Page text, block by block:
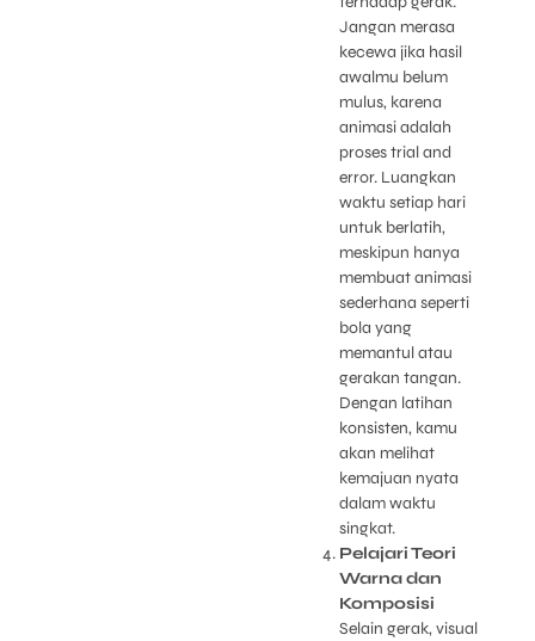
Jangan merasa
kecewa jika hasil
awalmu belum
mulus, karena
animasi adalah
proses trial and
error. Luangkan
waktu setiap hari
untuk berlatih,
meskipun hanya
membuat animasi
sederhana seperti
bola yang
memantul atau
gerakan tangan.
Dengan latihan
konsisten, kamu
akan melihat
kemajuan nyata
dalam waktu
singkat.
Pelajari Teori
Warna dan
Komposisi
Selain gerak, visual